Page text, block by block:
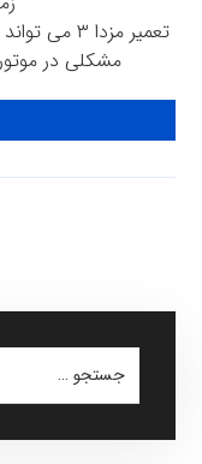
تعمیر
مشکلی در